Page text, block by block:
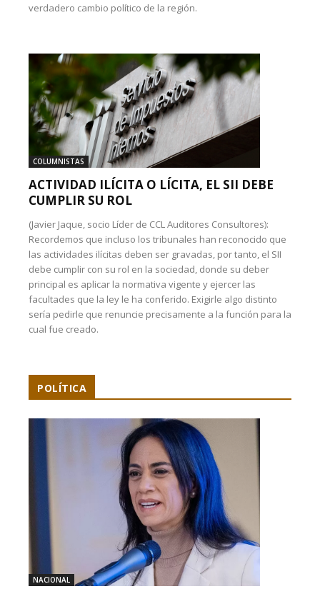
verdadero cambio político de la región.
COLUMNISTAS
ACTIVIDAD ILÍCITA O LÍCITA, EL SII DEBE
CUMPLIR SU ROL
(Javier Jaque, socio Líder de CCL Auditores Consultores):
Recordemos que incluso los tribunales han reconocido que
las actividades ilícitas deben ser gravadas, por tanto, el SII
debe cumplir con su rol en la sociedad, donde su deber
principal es aplicar la normativa vigente y ejercer las
facultades que la ley le ha conferido. Exigirle algo distinto
sería pedirle que renuncie precisamente a la función para la
cual fue creado.
POLÍTICA
NACIONAL